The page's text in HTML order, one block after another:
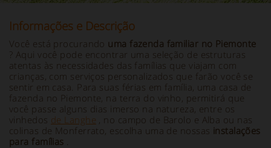
Informações e Descrição
Você está procurando uma fazenda familiar no Piemonte
? Aqui você pode encontrar uma seleção de estruturas
atentas às necessidades das famílias que viajam com
crianças, com serviços personalizados que farão você se
sentir em casa. Para suas férias em família, uma casa de
fazenda no Piemonte, na terra do vinho, permitirá que
você passe alguns dias imerso na natureza, entre os
vinhedos de Langhe , no campo de Barolo e Alba ou nas
colinas de Monferrato, escolha uma de nossas instalações
para famílias .